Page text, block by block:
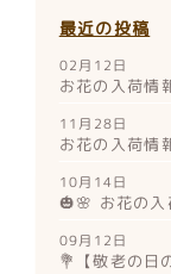
最近の投稿
02月12日
お花の入荷情
11月28日
お花の入荷情
10月14日
🎃🌸 お花の入
09月12日
💐【敬老の日